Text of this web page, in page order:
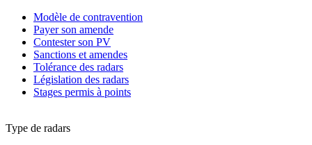
Modèle de contravention
Payer son amende
Contester son PV
Sanctions et amendes
Tolérance des radars
Législation des radars
Stages permis à points
Type de radars